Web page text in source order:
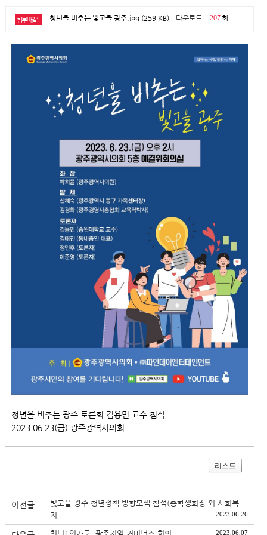
첨부파일1 청년을 비추는 빛고을 광주.jpg (259 KB) 다운로드 207회
청년을 비추는 광주 토론회 김용민 교수 침석
2023.06.23(금) 광주광역시의회
리스트
이전글
빛고을 광주 청년정책 방향모색 참석(총학생회장 외 사회복
지...
2023.06.26
2023.06.07